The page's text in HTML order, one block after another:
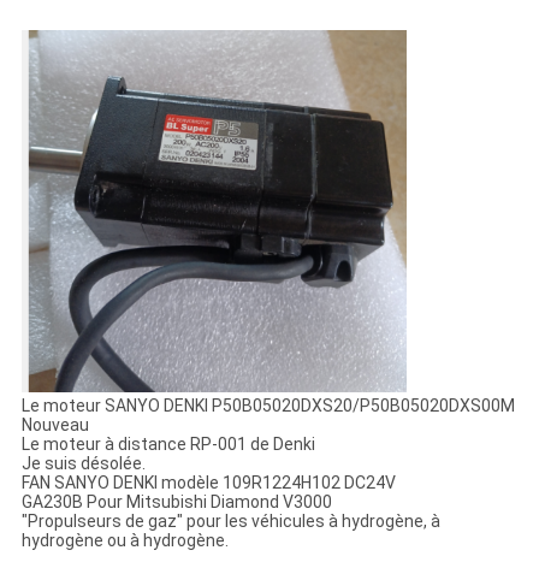
Le moteur SANYO DENKI P50B05020DXS20/P50B05020DXS00M
Nouveau
Le moteur à distance RP-001 de Denki
Je suis désolée.
FAN SANYO DENKI modèle 109R1224H102 DC24V
GA230B Pour Mitsubishi Diamond V3000
"Propulseurs de gaz" pour les véhicules à hydrogène, à
hydrogène ou à hydrogène.